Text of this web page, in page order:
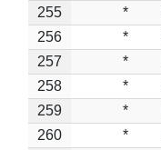
255
*
256
*
257
*
258
*
259
*
260
*